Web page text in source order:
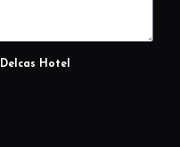
Delcas Hotel